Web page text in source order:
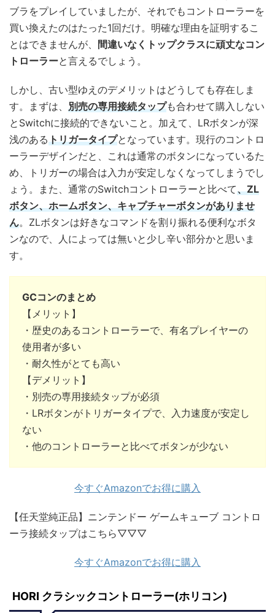
ブラをプレイしていましたが、それでもコントローラーを
買い換えたのはたった1回だけ。明確な理由を証明するこ
とはできませんが、 間違いなくトップクラスに頑丈なコン
トローラーと言えるでしょう。
しかし、古い型ゆえのデメリットはどうしても存在しま
す。まずは、 別売の専用接続タップも合わせて購入しない
とSwitchに接続的できないこと。加えて、LRボタンが深
浅のあるトリガータイプとなっています。現行のコントロ
ーラーデザインだと、これは通常のボタンになっているた
め、トリガーの場合は入力が安定しなくなってしまうでし
ょう。また、通常のSwitchコントローラーと比べて、ZL
ボタン、ホームボタン、キャプチャーボタンがありませ
ん。ZLボタンは好きなコマンドを割り振れる便利なボタ
ンなので、人によっては無いと少し辛い部分かと思いま
す。
GCコンのまとめ
【メリット】
・歴史のあるコントローラーで、有名プレイヤーの
使用者が多い
・耐久性がとても高い
【デメリット】
・別売の専用接続タップが必須
・LRボタンがトリガータイプで、入力速度が安定し
ない
・他のコントローラーと比べてボタンが少ない
今すぐAmazonでお得に購入
【任天堂純正品】ニンテンドー ゲームキューブ コントロ
ーラ接続タップはこちら▽▽▽
今すぐAmazonでお得に購入
HORI クラシックコントローラー(ホリコン)